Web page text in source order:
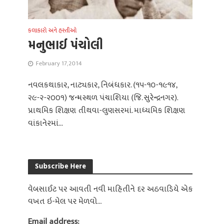
કલાકારો અને હસ્તીઓ
મનુભાઈ પંચોલી
February 17, 2014
નવલકથાકાર, નાટ્યકાર, નિબંધકાર. (૧૫-૧૦-૧૯૧૪,
૨૯-૨-૨૦૦૧) જન્મસ્થળ પંચાશિયા (જિ. સુરેન્દ્રનગર).
પ્રાથમિક શિક્ષણ તીથવા-લુણસરમાં. માધ્યમિક શિક્ષણ
વાંકાનેરમાં...
Subscribe Here
વેબસાઈટ પર આવતી નવી માહિતીને દર અઠવાડિયે એક
વખત ઇ-મેલ પર મેળવો...